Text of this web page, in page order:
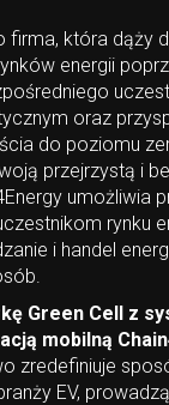
firma, która dąży
energii
oraz
do poziomu
przejrzystą i
umożliwia
rynku
i handel
Green Cell z
mobilną
zredefiniuje
EV,